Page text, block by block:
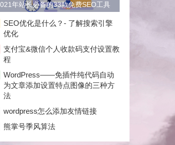
年站长必备的33款免费SEO工具
合集
SEO优化是什么？- 了解搜索引擎
优化
支付宝&微信个人收款码支付设置教
程
WordPress——免插件纯代码自动
为文章添加设置特点图像的三种方
法
wordpress怎么添加友情链接
熊掌号季风算法